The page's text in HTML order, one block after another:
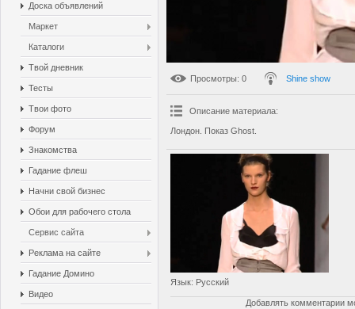
Доска объявлений
Маркет
Каталоги
Твой дневник
Тесты
Твои фото
Форум
Знакомства
Гадание флеш
Начни свой бизнес
Обои для рабочего стола
Сервис сайта
Реклама на сайте
Гадание Домино
Видео
Просмотры: 0 Shine show
Описание материала:
Лондон. Показ Ghost.
Язык: Русский
Добавлять комментарии